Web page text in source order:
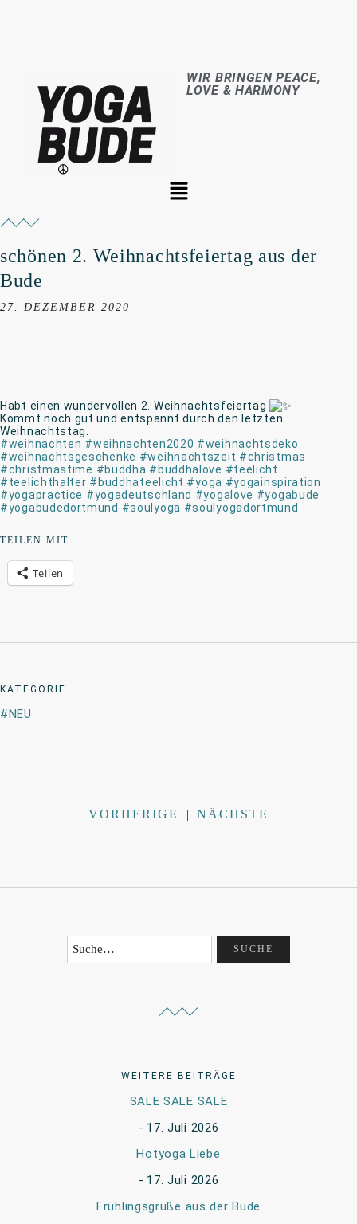
WIR BRINGEN PEACE,
LOVE & HARMONY
schönen 2. Weihnachtsfeiertag aus der
Bude
27. DEZEMBER 2020
Habt einen wundervollen 2. Weihnachtsfeiertag
Kommt noch gut und entspannt durch den letzten
Weihnachtstag.
#weihnachten #weihnachten2020 #weihnachtsdeko
#weihnachtsgeschenke #weihnachtszeit #christmas
#christmastime #buddha #buddhalove #teelicht
#teelichthalter #buddhateelicht #yoga #yogainspiration
#yogapractice #yogadeutschland #yogalove #yogabude
#yogabudedortmund #soulyoga #soulyogadortmund
TEILEN MIT:
Teilen
KATEGORIE
NEU
VORHERIGE | NÄCHSTE
WEITERE BEITRÄGE
SALE SALE SALE
17. Juli 2026
Hotyoga Liebe
17. Juli 2026
Frühlingsgrüße aus der Bude